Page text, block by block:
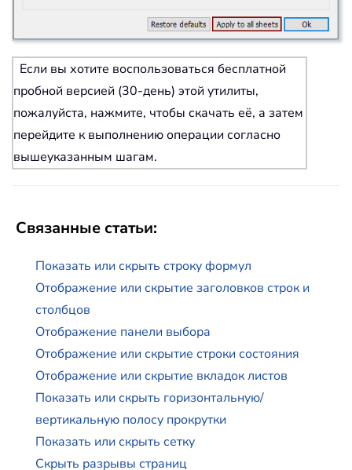
Если вы хотите воспользоваться бесплатной
пробной версией (30-день) этой утилиты,
пожалуйста, нажмите, чтобы скачать её, а затем
перейдите к выполнению операции согласно
вышеуказанным шагам.
Связанные статьи:
Показать или скрыть строку формул
Отображение или скрытие заголовков строк и
столбцов
Отображение панели выбора
Отображение или скрытие строки состояния
Отображение или скрытие вкладок листов
Показать или скрыть горизонтальную/
вертикальную полосу прокрутки
Показать или скрыть сетку
Скрыть разрывы страниц